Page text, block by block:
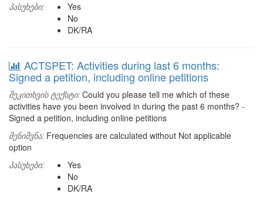
პასუხები:
Yes
No
DK/RA
ACTSPET: Activities during last 6 months:
Signed a petition, including online petitions
შეკითხვის ტექსტი: Could you please tell me which of these
activities have you been involved in during the past 6 months? -
Signed a petition, including online petitions
შენიშვნა: Frequencies are calculated without Not applicable
option
პასუხები:
Yes
No
DK/RA